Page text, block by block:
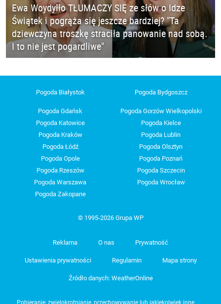
Ewa Woydyłło TŁUMACZY SIĘ ze słów o Idze
Świątek i pogrąża się jeszcze bardziej? "Ta
dziewczyna troszkę straciła panowanie nad sobą.
I to nie jest pogardliwe"
Pogoda Białystok Pogoda Bydgoszcz
Pogoda Gdańsk
Pogoda Gorzów Wielkopolski
Pogoda Katowice
Pogoda Kielce
Pogoda Kraków
Pogoda Lublin
Pogoda Łódź
Pogoda Olsztyn
Pogoda Opole
Pogoda Poznań
Pogoda Rzeszów
Pogoda Szczecin
Pogoda Warszawa
Pogoda Wrocław
Pogoda Zakopane
© 1995-2026 Grupa WP
Reklama O nas Prywatność
Ustawienia prywatności Regulamin Mapa strony
Źródło danych: WeatherOnline
Pobieranie, zwielokrotnianie, przechowywanie lub jakiekolwiek inne